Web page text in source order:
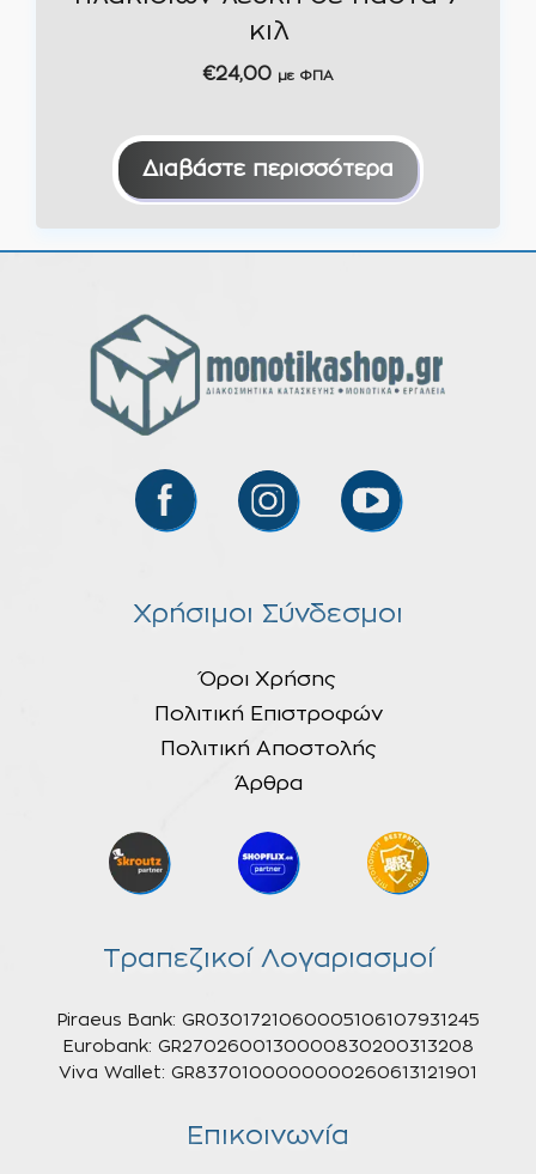
κιλ
€24,00 με ΦΠΑ
Διαβάστε περισσότερα
Χρήσιμοι Σύνδεσμοι
Όροι Χρήσης
Πολιτική Επιστροφών
Πολιτική Αποστολής
Άρθρα
Τραπεζικοί Λογαριασμοί
Piraeus Bank: GR0301721060005106107931245
Eurobank: GR2702600130000830200313208
Viva Wallet: GR8370100000000260613121901
Επικοινωνία